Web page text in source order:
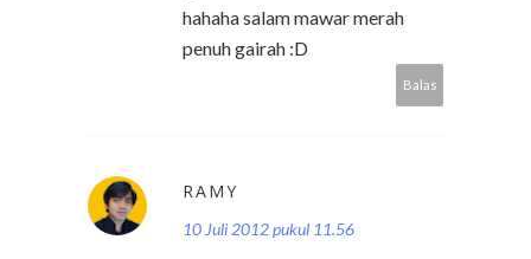
hahaha salam mawar merah
penuh gairah :D
Balas
RAMY
10 Juli 2012 pukul 11.56